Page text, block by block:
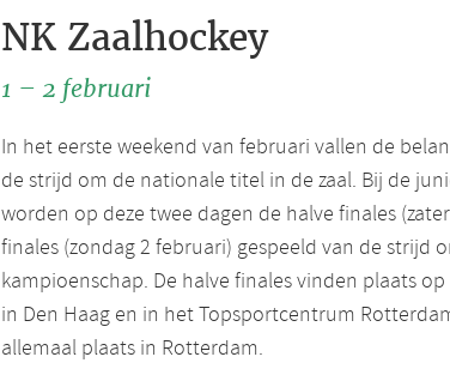
NK Zaalhockey
1 – 2 februari
In het eerste weekend van februari vallen de
de strijd om de nationale titel in de zaal. Bij de
worden op deze twee dagen de halve finales
finales (zondag 2 februari) gespeeld van de strijd
kampioenschap. De halve finales vinden plaats
in Den Haag en in het Topsportcentrum
allemaal plaats in Rotterdam.